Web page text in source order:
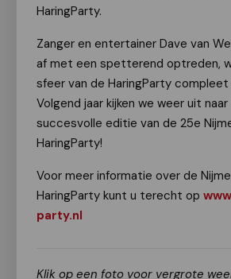
HaringParty.
Zanger en entertainer Dave van
af met een spetterend optreden,
sfeer van de HaringParty compleet
Volgend jaar kijken we weer uit
succesvolle editie van de 25e
HaringParty!
Voor meer informatie over de
HaringParty kunt u terecht op
party.nl
Klik op een foto voor vergrote